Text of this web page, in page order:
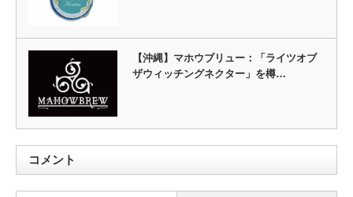
【沖縄】マホウブリュー：「ライツオブ
ザウィッチングネクター」を樽…
コメント